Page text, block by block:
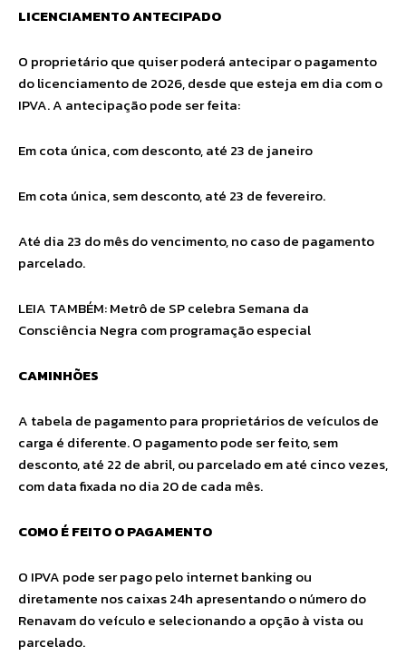
LICENCIAMENTO ANTECIPADO
O proprietário que quiser poderá antecipar o pagamento
do licenciamento de 2026, desde que esteja em dia com o
IPVA. A antecipação pode ser feita:
Em cota única, com desconto, até 23 de janeiro
Em cota única, sem desconto, até 23 de fevereiro.
Até dia 23 do mês do vencimento, no caso de pagamento
parcelado.
LEIA TAMBÉM: Metrô de SP celebra Semana da
Consciência Negra com programação especial
CAMINHÕES
A tabela de pagamento para proprietários de veículos de
carga é diferente. O pagamento pode ser feito, sem
desconto, até 22 de abril, ou parcelado em até cinco vezes,
com data fixada no dia 20 de cada mês.
COMO É FEITO O PAGAMENTO
O IPVA pode ser pago pelo internet banking ou
diretamente nos caixas 24h apresentando o número do
Renavam do veículo e selecionando a opção à vista ou
parcelado.